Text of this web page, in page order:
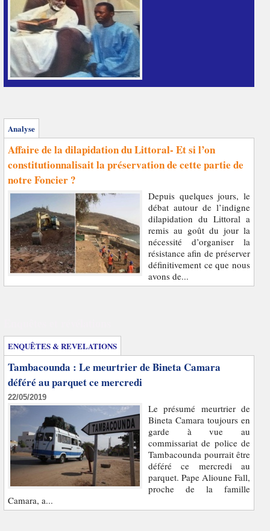
Analyse
Affaire de la dilapidation du Littoral- Et si l’on
constitutionnalisait la préservation de cette partie de
notre Foncier ?
Depuis quelques jours, le
débat autour de l’indigne
dilapidation du Littoral a
remis au goût du jour la
nécessité d’organiser la
résistance afin de préserver
définitivement ce que nous
avons de...
ENQUÊTES & REVELATIONS
Tambacounda : Le meurtrier de Bineta Camara
déféré au parquet ce mercredi
22/05/2019
Le présumé meurtrier de
Bineta Camara toujours en
garde à vue au
commissariat de police de
Tambacounda pourrait être
déféré ce mercredi au
parquet. Pape Alioune Fall,
proche de la famille
Camara, a...